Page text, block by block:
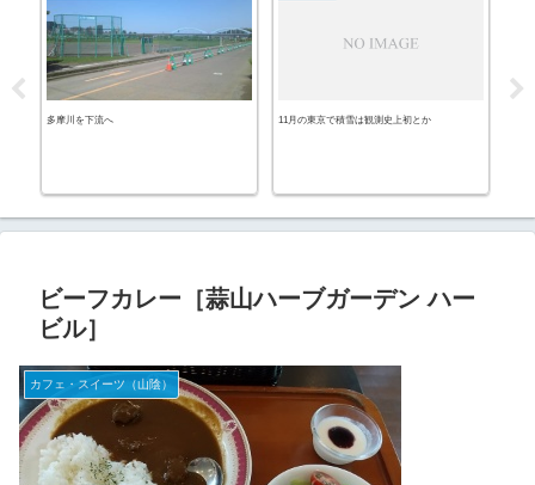
多摩川を下流へ 11月の東京で積雪は観測史上初とか
ビーフカレー［蒜山ハーブガーデン ハー
ビル］
カフェ・スイーツ（山陰）